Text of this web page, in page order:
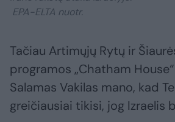
EPA-ELTA nuotr.
Tačiau Artimųjų Rytų ir
programos „Chatham
Salamas Vakilas mano, kad
greičiausiai tikisi, jog Izraelis